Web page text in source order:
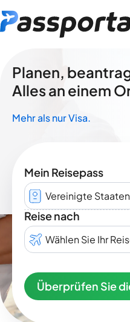
Planen,
Alles an einem
Mehr als nur Visa.
Mein Reisepass
Vereinigte Staaten
Reise nach
Wählen Sie Ihr
Überprüfen Sie